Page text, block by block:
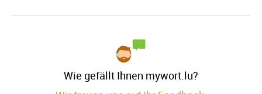
Wie gefällt Ihnen mywort.lu?